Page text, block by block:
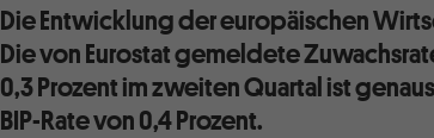
Die Entwicklung der europäischen
Die von Eurostat gemeldete
0,3 Prozent im zweiten Quartal ist
BIP-Rate von 0,4 Prozent.